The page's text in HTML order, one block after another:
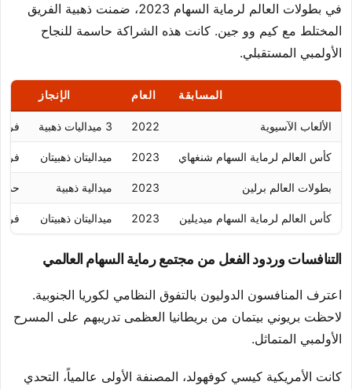
في بطولات العالم لرماية السهام 2023، ضمنت ذهبية الفريق
المختلط مع كيم وو جين. كانت هذه الشراكة حاسمة للنجاح
الأولمبي المستقبلي.
المسابقة العام الإنجاز
الألعاب الآسيوية 2022 3 ميداليات ذهبية
كأس العالم لرماية السهام شنغهاي 2023 ميداليتان ذهبيتان
بطولات العالم برلين 2023 ميدالية ذهبية
كأس العالم لرماية السهام ميديلين 2023 ميداليتان ذهبيتان
التنافسات وردود الفعل من مجتمع رماية السهام العالمي
اعترف المنافسون الدوليون بالتفوق النظامي لكوريا الجنوبية.
لاحظت بريوني بيتمان من بريطانيا العظمى تدريبهم على المسرح
الأولمبي المتماثل.
كانت الأمريكية كيسي كوفهولد، المصنفة الأولى عالمياً، التحدي